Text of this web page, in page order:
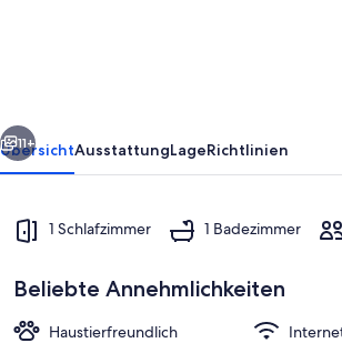
Studio
im
gräflichen
Forsthaus
Weiter
11+
ÜbersichtAusstattungLageRichtlinien
1 Schlafzimmer 1 Badezimmer
Beliebte Annehmlichkeiten
Haustierfreundlich